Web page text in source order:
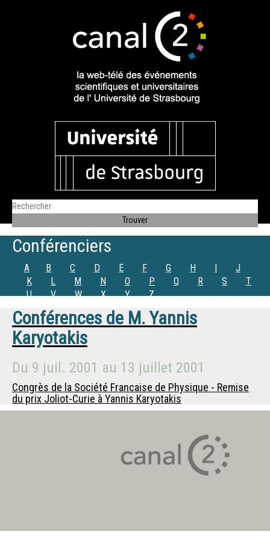
Conférenciers
A B C D E F G H I
J
K
L M N O P Q R S
T
U
V W X Y Z
Conférences de M. Yannis
Karyotakis
Du 9 juil. 2001 au 13 juillet 2001
Congrès de la Société Francaise de Physique - Remise
du prix Joliot-Curie à Yannis Karyotakis